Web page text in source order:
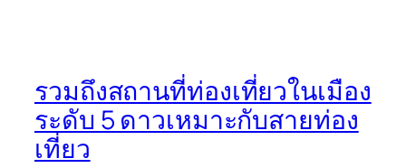
รวมถึงสถานที่ท่องเที่ยวในเมือง
ระดับ 5 ดาวเหมาะกับสายท่อง
เที่ยว